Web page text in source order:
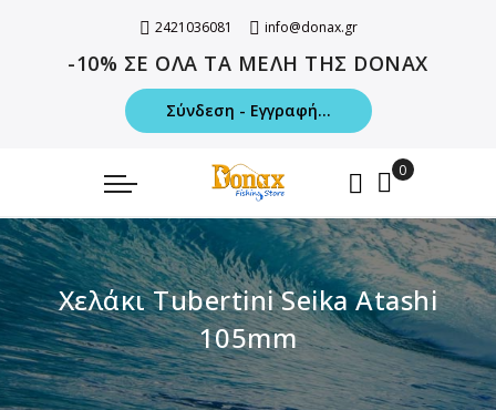
2421036081 info@donax.gr
-10% ΣΕ ΟΛΑ ΤΑ ΜΕΛΗ ΤΗΣ DONAX
Σύνδεση - Εγγραφή...
Χελάκι Tubertini Seika Atashi
105mm